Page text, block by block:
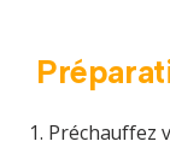
Préchauffez